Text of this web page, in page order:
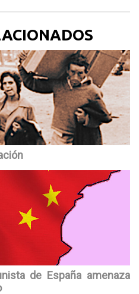
de España amenaza